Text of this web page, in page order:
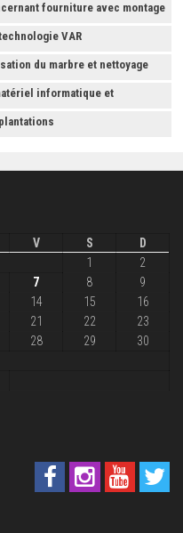
fourniture avec montage
Tunisienne de Football
VAR
du marbre et nettoyage
informatique et
V S D
1
2
7 8
9
14 15
16
21 22
23
28 29
30